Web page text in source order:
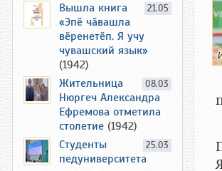
21.05
Вышла книга
«Эпӗ чӑвашла
вӗренетӗп. Я учу
чувашский язык»
(1942)
08.03
Жительница
Нюргеч Александра
Ефремова отметила
столетие (1942)
25.03
Студенты
педуниверситета